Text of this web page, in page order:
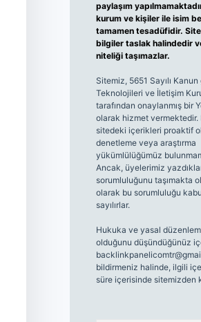
paylaşım
kurum ve kişiler ile isim
tamamen tesadüfidir.
bilgiler taslak halindedir
niteliği taşımazlar.
Sitemiz, 5651 Sayılı
Teknolojileri ve İletişim
tarafından onaylanmış bir
olarak hizmet vermektedir.
sitedeki içerikleri proaktif
denetleme veya araştırma
yükümlülüğümüz
Ancak, üyelerimiz
sorumluluğunu taşımakta
olarak bu sorumluluğu
sayılırlar.
Hukuka ve yasal
olduğunu düşündüğünüz
bildirmeniz halinde, ilgili
süre içerisinde sitemizden